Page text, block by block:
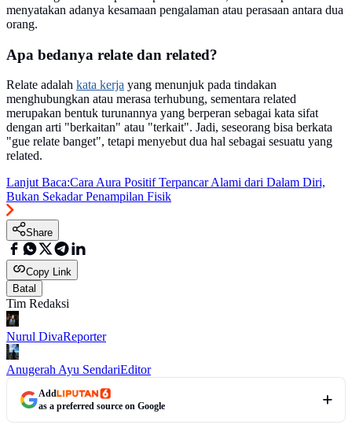
menyatakan adanya kesamaan pengalaman atau perasaan antara dua
orang.
Apa bedanya relate dan related?
Relate adalah kata kerja yang menunjuk pada tindakan
menghubungkan atau merasa terhubung, sementara related
merupakan bentuk turunannya yang berperan sebagai kata sifat
dengan arti "berkaitan" atau "terkait". Jadi, seseorang bisa berkata
"gue relate banget", tetapi menyebut dua hal sebagai sesuatu yang
related.
Lanjut Baca:Cara Aura Positif Terpancar Alami dari Dalam Diri,
Bukan Sekadar Penampilan Fisik
Share
Copy Link
Batal
Tim Redaksi
Nurul DivaReporter
Anugerah Ayu SendariEditor
Add
as a preferred source on Google